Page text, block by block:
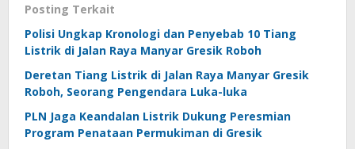
Posting Terkait
Polisi Ungkap Kronologi dan Penyebab 10 Tiang
Listrik di Jalan Raya Manyar Gresik Roboh
Deretan Tiang Listrik di Jalan Raya Manyar Gresik
Roboh, Seorang Pengendara Luka-luka
PLN Jaga Keandalan Listrik Dukung Peresmian
Program Penataan Permukiman di Gresik